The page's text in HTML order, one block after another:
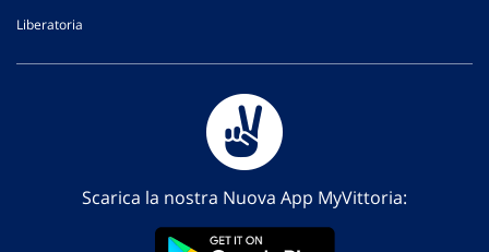
Liberatoria
Scarica la nostra Nuova App MyVittoria: